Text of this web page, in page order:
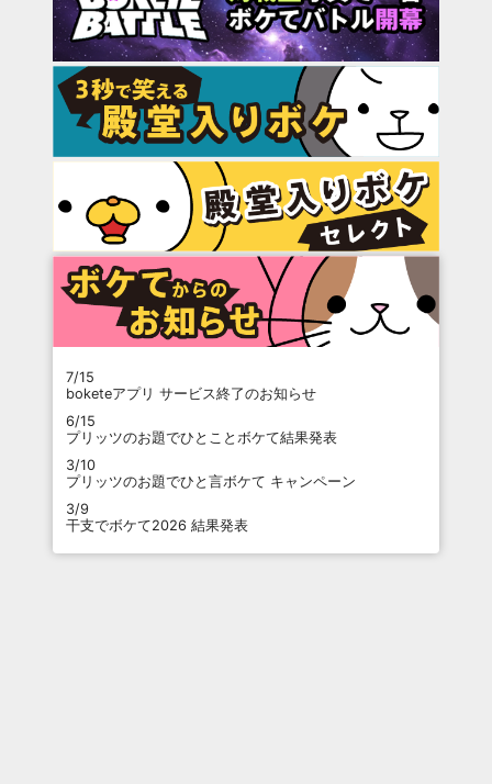
7/15
boketeアプリ サービス終了のお知らせ
6/15
プリッツのお題でひとことボケて結果発表
3/10
プリッツのお題でひと言ボケて キャンペーン
3/9
干支でボケて2026 結果発表